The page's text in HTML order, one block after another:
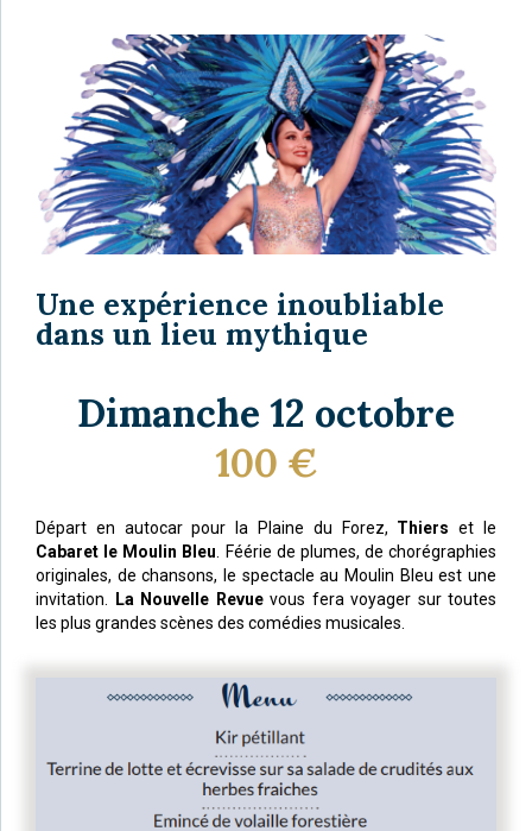
Une expérience inoubliable
dans un lieu mythique
Dimanche 12 octobre
100 €
Départ en autocar pour la Plaine du Forez, Thiers et le
Cabaret le Moulin Bleu . Féérie de plumes, de chorégraphies
originales, de chansons, le spectacle au Moulin Bleu est une
invitation.
La Nouvelle Revuevous fera voyager sur toutes
les plus grandes scènes des comédies musicales.